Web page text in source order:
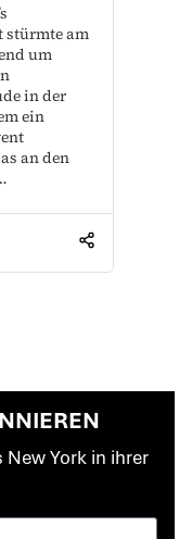
stürmte am
um
in der
ein
an den
New York in ihrer